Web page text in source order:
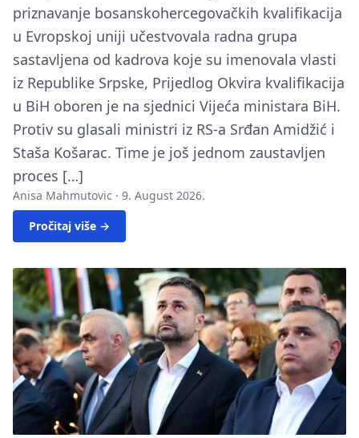
Kontakt
priznavanje bosanskohercegovačkih kvalifikacija
u Evropskoj uniji učestvovala radna grupa
sastavljena od kadrova koje su imenovala vlasti
iz Republike Srpske, Prijedlog Okvira kvalifikacija
u BiH oboren je na sjednici Vijeća ministara BiH.
Protiv su glasali ministri iz RS-a Srđan Amidžić i
Staša Košarac. Time je još jednom zaustavljen
proces […]
Anisa Mahmutovic · 9. August 2026.
Pročitaj više →